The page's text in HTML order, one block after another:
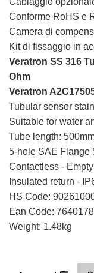
Conforme RoHS e
Camera di
Kit di fissaggio in
Veratron SS 316
Ohm
Veratron
Tubular sensor
Suitable for water
Tube length:
5-hole SAE Flange
Contactless -
Insulated return -
HS Code:
Ean Code:
Weight: 1.48kg